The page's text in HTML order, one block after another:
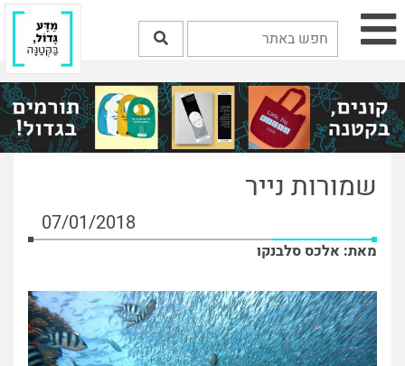
שמורות נייר
07/01/2018
מאת: אלכס סלבנקו